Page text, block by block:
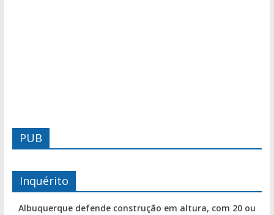
PUB
Inquérito
Albuquerque defende construção em altura, com 20 ou